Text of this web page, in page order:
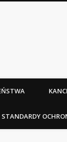
STANDARDY